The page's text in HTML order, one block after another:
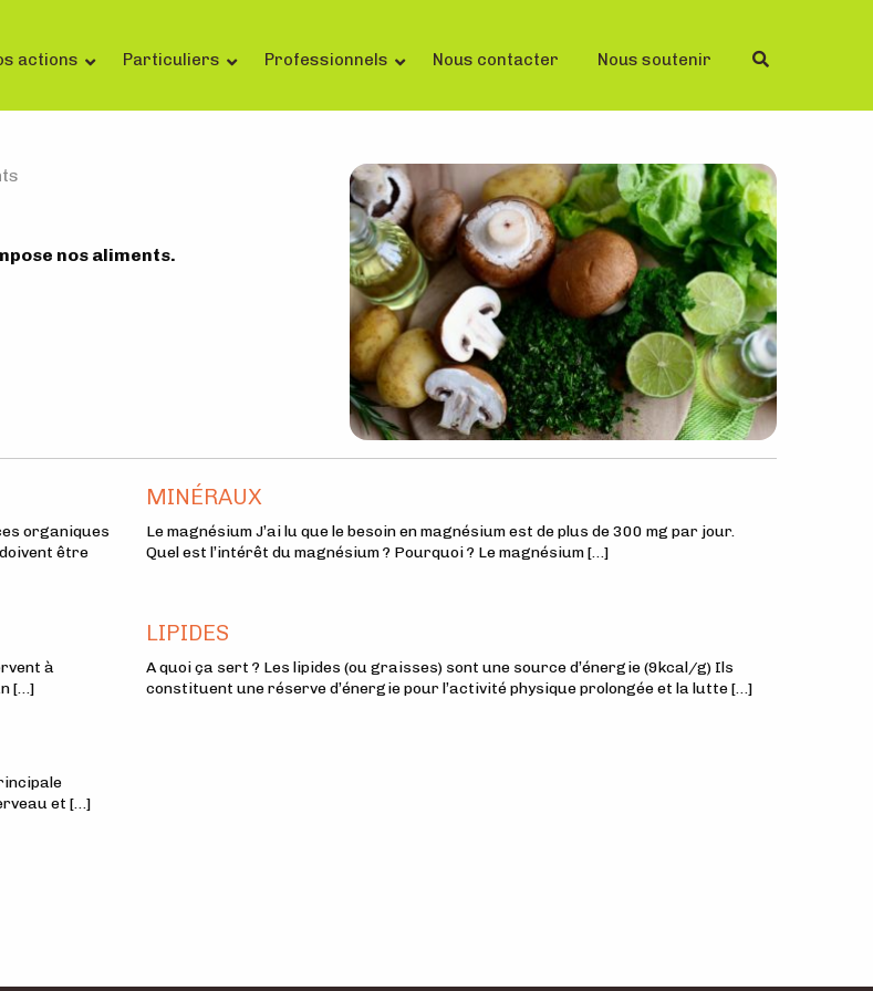
actions Particuliers Professionnels Nous contacter Nous soutenir
nos aliments.
organiques
être
MINÉRAUX
Le magnésium J’ai lu que le besoin en magnésium est de plus de 300 mg par jour.
Quel est l’intérêt du magnésium ? Pourquoi ? Le magnésium […]
à
[…]
LIPIDES
A quoi ça sert ? Les lipides (ou graisses) sont une source d’énergie (9kcal/g) Ils
constituent une réserve d’énergie pour l’activité physique prolongée et la lutte […]
et […]